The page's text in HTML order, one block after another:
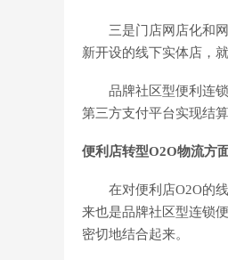
三是门店网店化和网
新开设的线下实体店，
品牌社区型便利连锁
第三方支付平台实现结
便利店转型O2O物流方
在对便利店O2O的线
来也是品牌社区型连锁
密切地结合起来。